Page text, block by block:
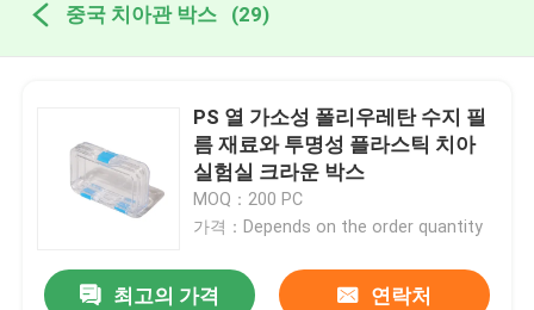
중국 치아관 박스 (29)
PS 열 가소성 폴리우레탄 수지 필
름 재료와 투명성 플라스틱 치아
실험실 크라운 박스
MOQ：200 PC
가격：Depends on the order quantity
최고의 가격 연락처